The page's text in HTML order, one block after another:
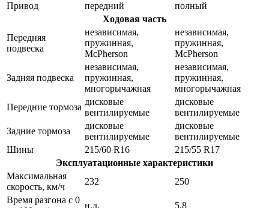
Привод
передний
полный
Ходовая часть
Передняя
подвеска
независимая,
пружинная,
McPherson
независимая,
пружинная,
McPherson
Задняя подвеска
независимая,
пружинная,
многорычажная
независимая,
пружинная,
многорычажная
Передние тормоза
дисковые
вентилируемые
дисковые
вентилируемые
Задние тормоза
дисковые
вентилируемые
дисковые
вентилируемые
Шины
215/60 R16
215/55 R17
Эксплуатационные характеристики
Максимальная
скорость, км/ч
232
250
Время разгона с 0
н.д. 5,8